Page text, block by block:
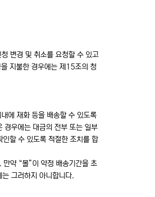
변경 및 취소를 요청할 수 있고
지불한 경우에는 제15조의 청
에 재화 등을 배송할 수 있도록
경우에는 대금의 전부 또는 일부
할 수 있도록 적절한 조치를 합
약 “몰”이 약정 배송기간을 초
그러하지 아니합니다.